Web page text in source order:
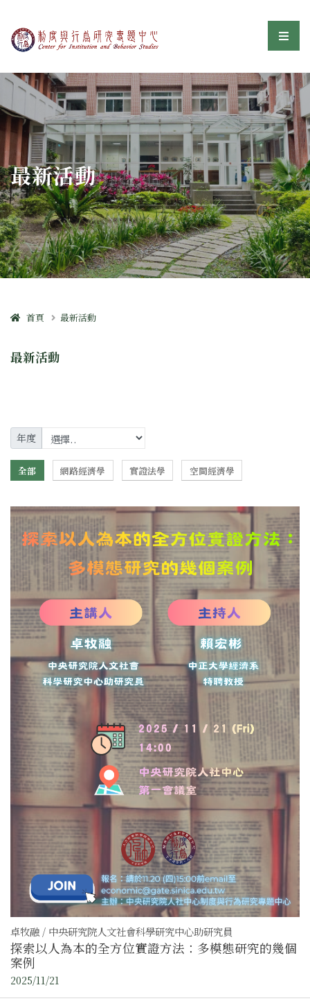
制度與行為研究專題中選
:::
最新活動
首頁 最新活動
最新活動
年度
全部 網路經濟學 實證法學 空間經濟學
卓牧融 / 中央研究院人文社會科學研究中心助研究員
探索以人為本的全方位實證方法：多模態研究的幾個
案例
2025/11/21